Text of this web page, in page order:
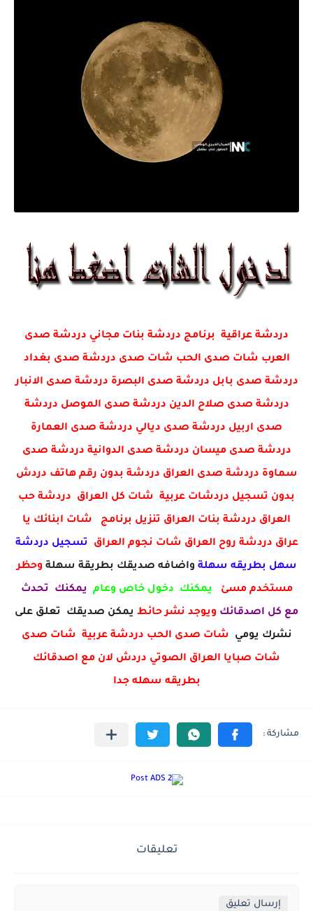
دردشة عراقية برنامج دردشة بنات مجاني دردشة صدى
العرب شات صدى الحب شات صدى دردشة صدى بغداد
دردشة صدى بابل دردشة صدى البصرة دردشة صدى الانبار
دردشة صدى صلاح الدين دردشة صدى الموصل دردشة
صدى اربيل دردشة صدى ديالي دردشة صدى العمارة
دردشة صدى ميسان دردشة صدى الدوانية دردشة صدى
سماوة دردشة صدى العراق دردشة بدون رقم هاتف دردش
بدون تسجيل دردشات عربية شات كل العراق دردشة حب
العراق دردشة بنات العراق تنزيل برنامج شات ابنائك يا
عراق دردشة روح العراق شات نجوم العراق تسجيل دردشة
سهل بطريقه سهلة واضافه صديقك بطريقة سهلة وحظر
مستخدم مسئ يمكنك دخول خاص وعام يمكنك تحدث
مع كل اصدقائك ويوجد نشر حائط يمكن صديقك تعلق على
نشرك يومي شات صدى الحب دردشة عربية شات صدى
شات صبايا العراق الصوتي دردش لان مع اصدقائك
بطريقه سهله جدا
تعليقات
إرسال تعليق